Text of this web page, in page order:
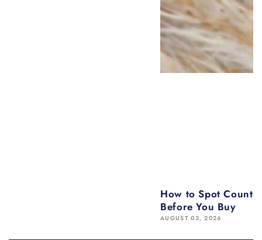
How to Spot
Before You Buy
AUGUST 03, 2026